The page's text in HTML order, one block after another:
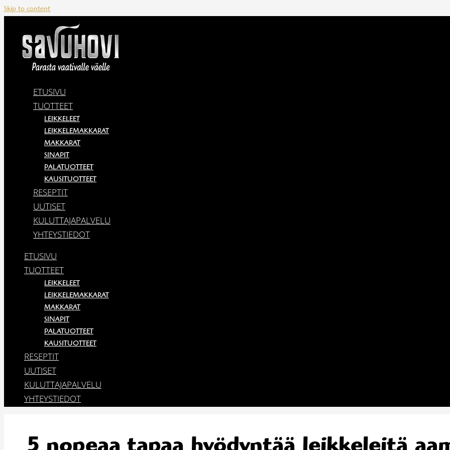
Skip to content
ETUSIVU
TUOTTEET
LEIKKELEET
LEIKKELEMAKKARAT
MAKKARAT
SINAPIT
PALATUOTTEET
KAUSITUOTTEET
RESEPTIT
UUTISET
KULUTTAJAPALVELU
YHTEYSTIEDOT
ETUSIVU
TUOTTEET
LEIKKELEET
LEIKKELEMAKKARAT
MAKKARAT
SINAPIT
PALATUOTTEET
KAUSITUOTTEET
RESEPTIT
UUTISET
KULUTTAJAPALVELU
YHTEYSTIEDOT